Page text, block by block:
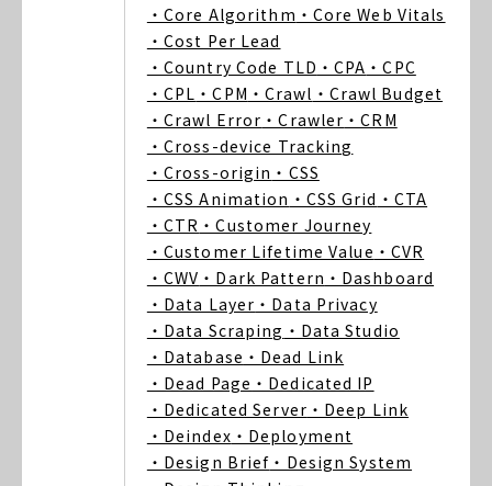
・Core Algorithm ・Core Web Vitals
・Cost Per Lead
・Country Code TLD ・CPA ・CPC
・CPL ・CPM ・Crawl ・Crawl Budget
・Crawl Error ・Crawler ・CRM
・Cross-device Tracking
・Cross-origin ・CSS
・CSS Animation ・CSS Grid ・CTA
・CTR ・Customer Journey
・Customer Lifetime Value ・CVR
・CWV ・Dark Pattern ・Dashboard
・Data Layer ・Data Privacy
・Data Scraping ・Data Studio
・Database ・Dead Link
・Dead Page ・Dedicated IP
・Dedicated Server ・Deep Link
・Deindex ・Deployment
・Design Brief ・Design System